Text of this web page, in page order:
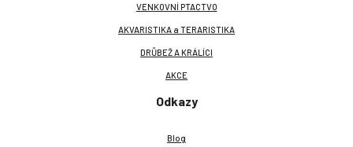
VENKOVNÍ PTACTVO
AKVARISTIKA a TERARISTIKA
DRŮBEŽ A KRÁLÍCI
AKCE
Odkazy
Blog